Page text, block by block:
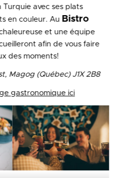
Turquie avec ses plats
en couleur. Au Bistro
et une équipe
afin de vous faire
des moments!
Magog (Québec) J1X 2B8
gastronomique ici